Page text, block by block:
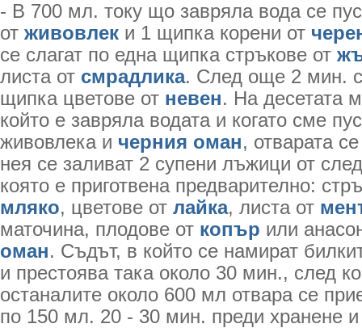
- В 700 мл. току що завряла вода се
от живовлек и 1 щипка корени от
се слагат по една щипка стръкове от
листа от смрадлика. След още 2 мин.
щипка цветове от невен. На десетата
който е завряла водата и когато сме
живовлека и черния оман, отварата
нея се заливат 2 супени лъжици от
която е приготвена предварително:
мляко, цветове от лайка, листа от
маточина, плодове от копър или
оман. Съдът, в който се намират
и престоява така около 30 мин., след
останалите около 600 мл отвара се
по 150 мл. 20 - 30 мин. преди хранене и